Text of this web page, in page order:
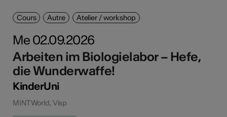
Cours Autre Atelier / workshop
Me 02.09.2026
Arbeiten im Biologielabor – Hefe,
die Wunderwaffe!
KinderUni
MINTWorld, Visp